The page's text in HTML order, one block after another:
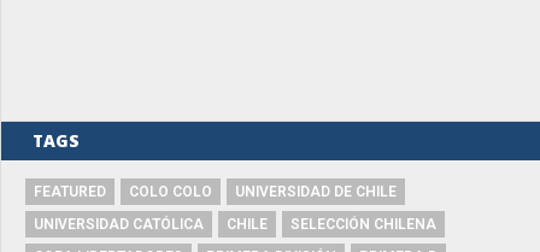
TAGS
FEATURED COLO COLO
UNIVERSIDAD DE CHILE
UNIVERSIDAD CATÓLICA
CHILE
SELECCIÓN CHILENA